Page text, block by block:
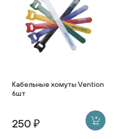
Кабельные хомуты Vention
6шт
250 ₽